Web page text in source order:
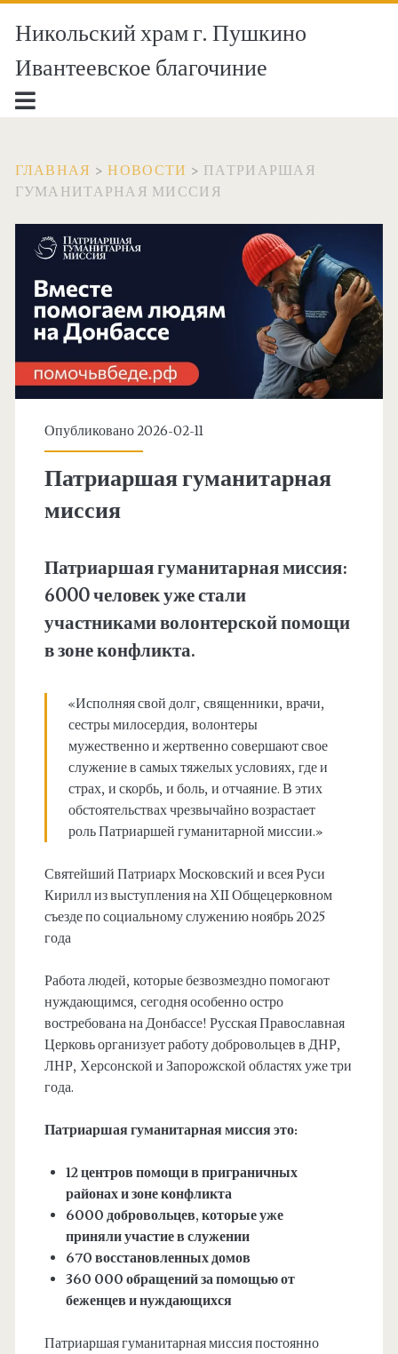
Никольский храм г. Пушкино
Ивантеевское благочиние
ГЛАВНАЯ >НОВОСТИ > ПАТРИАРШАЯ
ГУМАНИТАРНАЯ МИССИЯ
Опубликовано 2026-02-11
Патриаршая гуманитарная
миссия
Патриаршая гуманитарная миссия:
6000 человек уже стали
участниками волонтерской помощи
в зоне конфликта.
«Исполняя свой долг, священники, врачи,
сестры милосердия, волонтеры
мужественно и жертвенно совершают свое
служение в самых тяжелых условиях, где и
страх, и скорбь, и боль, и отчаяние. В этих
обстоятельствах чрезвычайно возрастает
роль Патриаршей гуманитарной миссии.»
Святейший Патриарх Московский и всея Руси
Кирилл из выступления на ХII Общецерковном
съезде по социальному служению ноябрь 2025
года
Работа людей, которые безвозмездно помогают
нуждающимся, сегодня особенно остро
востребована на Донбассе! Русская Православная
Церковь организует работу добровольцев в ДНР,
ЛНР, Херсонской и Запорожской областях уже три
года.
Патриаршая гуманитарная миссия это:
12 центров помощи в приграничных
районах и зоне конфликта
6000 добровольцев, которые уже
приняли участие в служении
670 восстановленных домов
360 000 обращений за помощью от
беженцев и нуждающихся
Патриаршая гуманитарная миссия постоянно